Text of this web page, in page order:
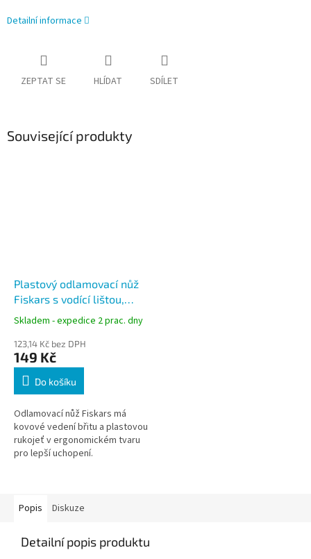
Detailní informace
ZEPTAT SE HLÍDAT SDÍLET
Související produkty
Plastový odlamovací nůž
Fiskars s vodící lištou,
velký 18 mm
Skladem - expedice 2 prac. dny
123,14 Kč bez DPH
149 Kč
Do košíku
Odlamovací nůž Fiskars má
kovové vedení břitu a plastovou
rukojeť v ergonomickém tvaru
pro lepší uchopení.
Popis Diskuze
Detailní popis produktu